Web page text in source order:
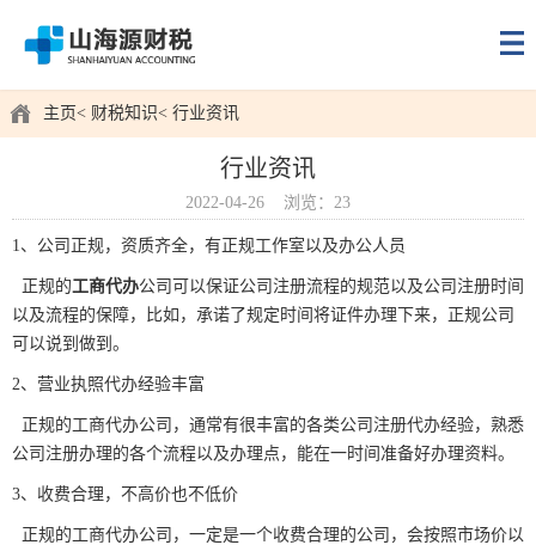
主页 财税知识 行业资讯
行业资讯
2022-04-26 浏览：23
1、公司正规，资质齐全，有正规工作室以及办公人员
正规的工商代办公司可以保证公司注册流程的规范以及公司注册时间
以及流程的保障，比如，承诺了规定时间将证件办理下来，正规公司
可以说到做到。
2、营业执照代办经验丰富
正规的工商代办公司，通常有很丰富的各类公司注册代办经验，熟悉
公司注册办理的各个流程以及办理点，能在一时间准备好办理资料。
3、收费合理，不高价也不低价
正规的工商代办公司，一定是一个收费合理的公司，会按照市场价以